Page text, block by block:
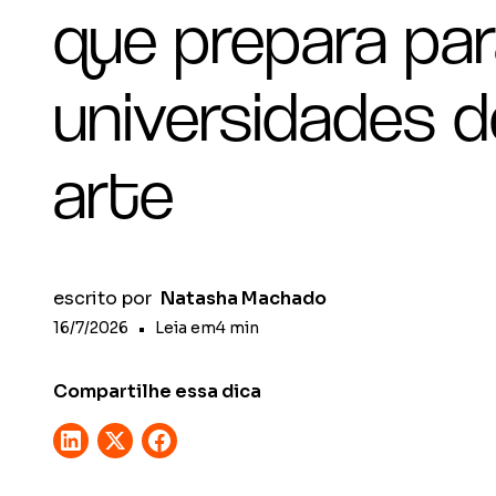
que prepara
universidades
arte
escrito por Natasha Machado
16/7/2026 • Leia em4 min
Compartilhe essa dica